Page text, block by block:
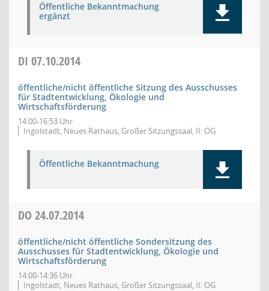
Öffentliche Bekanntmachung
ergänzt
DI 07.10.2014
öffentliche/nicht öffentliche Sitzung des Ausschusses
für Stadtentwicklung, Ökologie und
Wirtschaftsförderung
14:00-16:53 Uhr
Ingolstadt, Neues Rathaus, Großer Sitzungssaal, II. OG
Öffentliche Bekanntmachung
DO 24.07.2014
öffentliche/nicht öffentliche Sondersitzung des
Ausschusses für Stadtentwicklung, Ökologie und
Wirtschaftsförderung
14:00-14:36 Uhr
Ingolstadt, Neues Rathaus, Großer Sitzungssaal, II. OG